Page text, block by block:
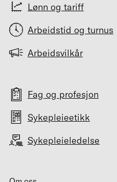
Lønn og tariff
Arbeidstid og turnus
Arbeidsvilkår
Fag og profesjon
Sykepleieetikk
Sykepleieledelse